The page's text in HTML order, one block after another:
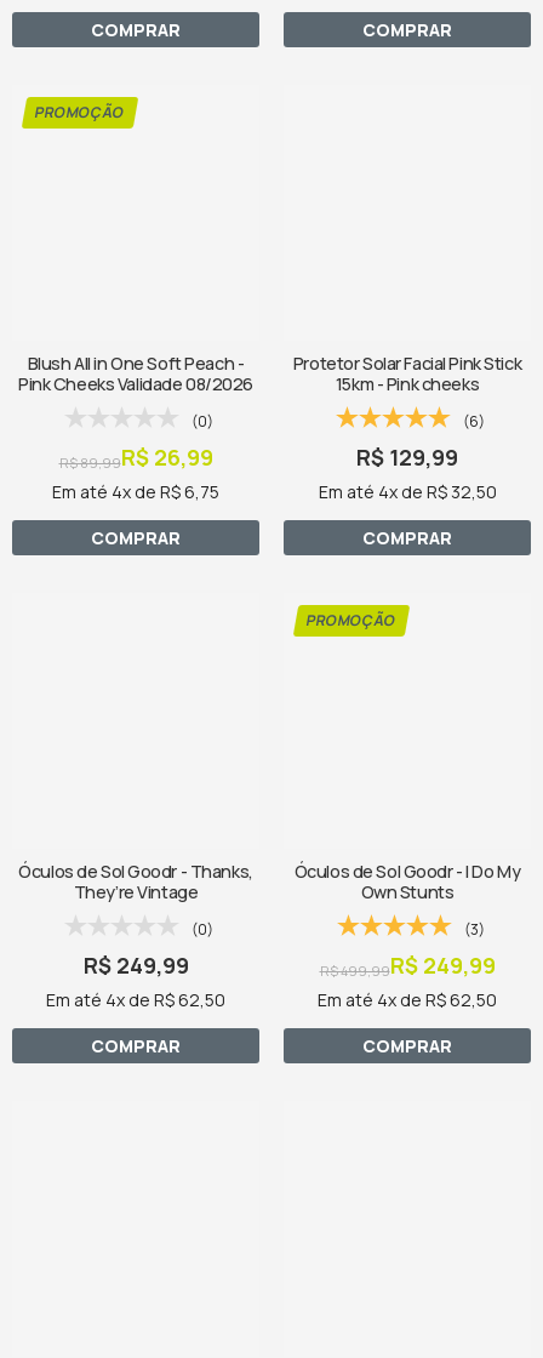
COMPRAR
COMPRAR
Blush All in One Soft Peach -
Pink Cheeks Validade 08/2026
(0)
R$ 26,99
R$ 89,99
Em até 4x de R$ 6,75
COMPRAR
Protetor Solar Facial Pink Stick
15km - Pink cheeks
(6)
R$ 129,99
Em até 4x de R$ 32,50
COMPRAR
Óculos de Sol Goodr - Thanks,
They’re Vintage
(0)
R$ 249,99
Em até 4x de R$ 62,50
COMPRAR
Óculos de Sol Goodr - I Do My
Own Stunts
(3)
R$ 249,99
R$ 499,99
Em até 4x de R$ 62,50
COMPRAR